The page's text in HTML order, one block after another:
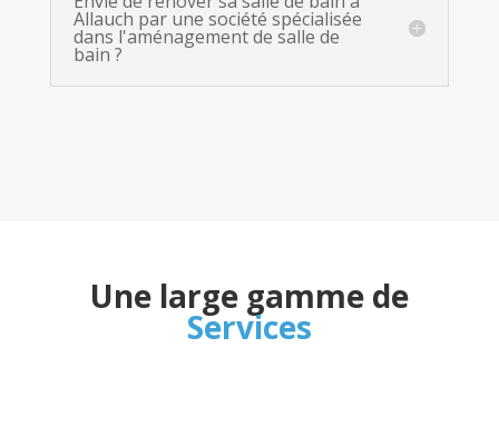
Allauch par une société spécialisée
dans l'aménagement de salle de
bain ?
Une large gamme de
Services